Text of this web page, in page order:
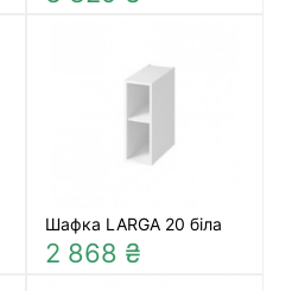
Шафка LARGA 20 біла
2 868 ₴